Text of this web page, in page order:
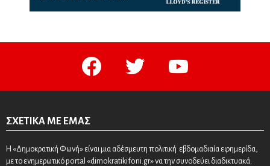
facebook twitter youtube
ΣΧΕΤΙΚΆ ΜΕ ΕΜΆΣ
Η «Δημοκρατική Φωνή» είναι μια αδέσμευτη πολιτική εβδομαδιαία εφημερίδα,
με το ενημερωτικό portal «dimokratikifoni.gr» να την συνοδεύει διαδικτυακά.